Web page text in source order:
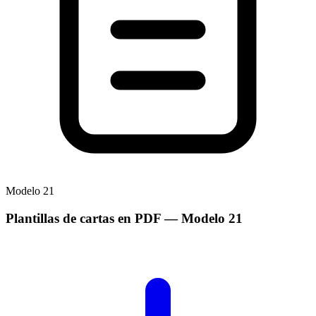
Modelo 21
Plantillas de cartas en PDF— Modelo 21